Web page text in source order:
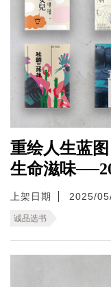
重绘人生蓝
生命滋味
上架日期 2025/
诚品选书